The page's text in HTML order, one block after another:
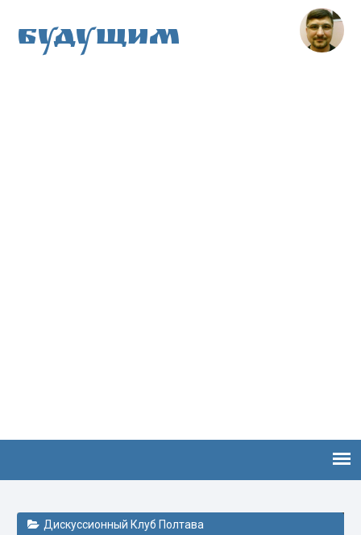
Будущим
Дискуссионный Клуб Полтава